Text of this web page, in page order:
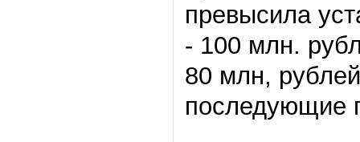
превысила
- 100 млн.
80 млн,
последующие